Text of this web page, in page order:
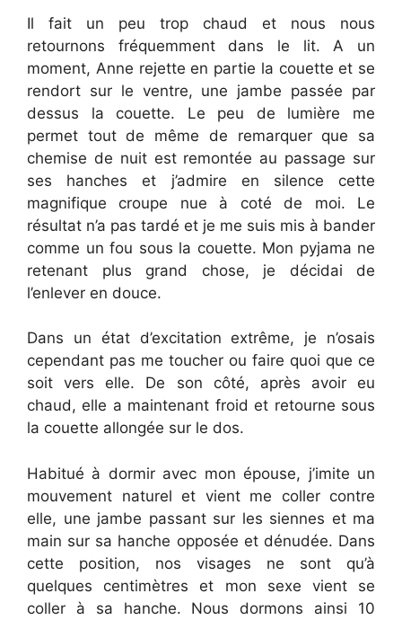
Il fait un peu trop chaud et nous nous
retournons fréquemment dans le lit. A un
moment, Anne rejette en partie la couette et se
rendort sur le ventre, une jambe passée par
dessus la couette. Le peu de lumière me
permet tout de même de remarquer que sa
chemise de nuit est remontée au passage sur
ses hanches et j’admire en silence cette
magnifique croupe nue à coté de moi. Le
résultat n’a pas tardé et je me suis mis à bander
comme un fou sous la couette. Mon pyjama ne
retenant plus grand chose, je décidai de
l’enlever en douce.
Dans un état d’excitation extrême, je n’osais
cependant pas me toucher ou faire quoi que ce
soit vers elle. De son côté, après avoir eu
chaud, elle a maintenant froid et retourne sous
la couette allongée sur le dos.
Habitué à dormir avec mon épouse, j’imite un
mouvement naturel et vient me coller contre
elle, une jambe passant sur les siennes et ma
main sur sa hanche opposée et dénudée. Dans
cette position, nos visages ne sont qu’à
quelques centimètres et mon sexe vient se
coller à sa hanche. Nous dormons ainsi 10